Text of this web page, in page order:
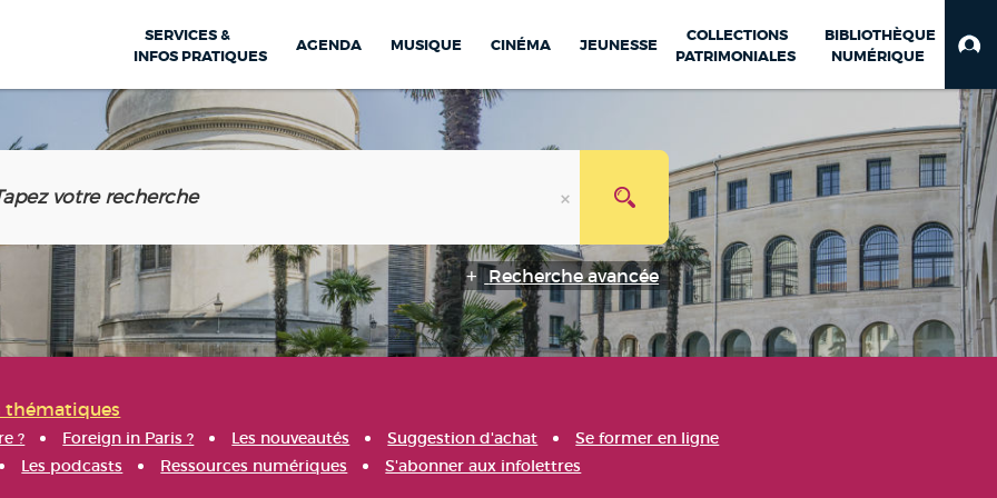
SERVICES &
INFOS PRATIQUES
AGENDA MUSIQUE CINÉMA JEUNESSE
COLLECTIONS
PATRIMONIALES
BIBLIOTHÈQUE
NUMÉRIQUE
Recherche avancée
thématiques
? Foreign in Paris ? Les nouveautés Suggestion d'achat
Se former en ligne
Les podcasts Ressources numériques S'abonner aux infolettres